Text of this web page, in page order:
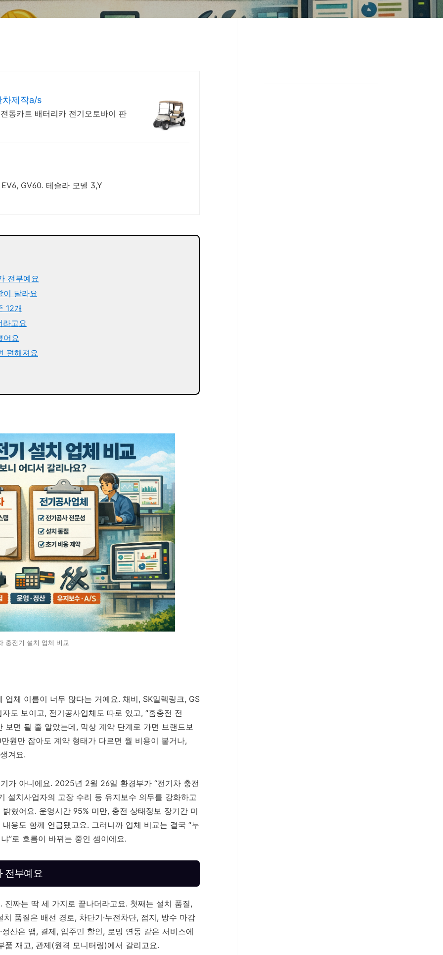
차제작a/s
동카트 배터리카 전기오토바이 판
GV60. 테슬라 모델 3,Y
전부예요
이 달라요
12개
라고요
어요
편해져요
충전기 설치 업체 비교
체 이름이 너무 많다는 거예요. 채비, SK일렉링크, GS
도 보이고, 전기공사업체도 따로 있고, “홈충전 전
보면 될 줄 알았는데, 막상 계약 단계로 가면 브랜드보
원만 잡아도 계약 형태가 다르면 월 비용이 붙거나,
겨요.
가 아니에요. 2025년 2월 26일 환경부가 “전기차 충전
설치사업자의 고장 수리 등 유지보수 의무를 강화하고
혔어요. 운영시간 95% 미만, 충전 상태정보 장기간 미
용도 함께 언급됐고요. 그러니까 업체 비교는 결국 “누
”로 흐름이 바뀌는 중인 셈이에요.
전부예요
짜는 딱 세 가지로 끝나더라고요. 첫째는 설치 품질,
품질은 배선 경로, 차단기·누전차단, 접지, 방수 마감
산은 앱, 결제, 입주민 할인, 로밍 연동 같은 서비스에
재고, 관제(원격 모니터링)에서 갈리고요.